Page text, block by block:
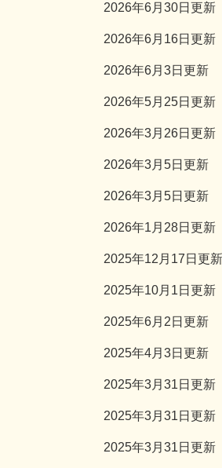
2026年6月30日更新
2026年6月16日更新
2026年6月3日更新
2026年5月25日更新
2026年3月26日更新
2026年3月5日更新
2026年3月5日更新
2026年1月28日更新
2025年12月17日更新
2025年10月1日更新
2025年6月2日更新
2025年4月3日更新
2025年3月31日更新
2025年3月31日更新
2025年3月31日更新